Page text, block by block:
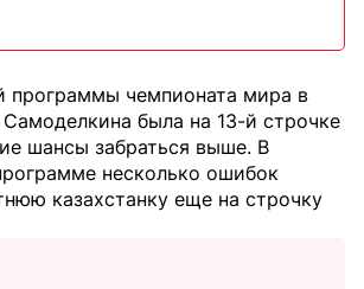
программы чемпионата мира в
была на 13-й строчке
шансы забраться выше. В
несколько ошибок
казахстанку еще на строчку